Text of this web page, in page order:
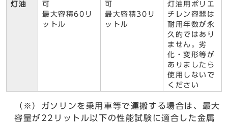
灯油
可
最大容積60リ
ットル
可
最大容積30リ
ットル
灯油用ポリエ
チレン容器は
耐用年数が永
久的ではあり
ません。劣
化・変形等が
ありましたら
使用しないで
ください
（※）ガソリンを乗用車等で運搬する場合は、最大
容量が22リットル以下の性能試験に適合した金属